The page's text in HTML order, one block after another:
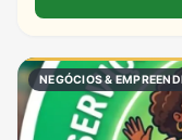
NEGÓCIOS &